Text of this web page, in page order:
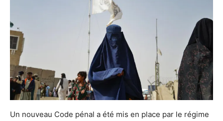
Un nouveau Code pénal a été mis en place par le régime